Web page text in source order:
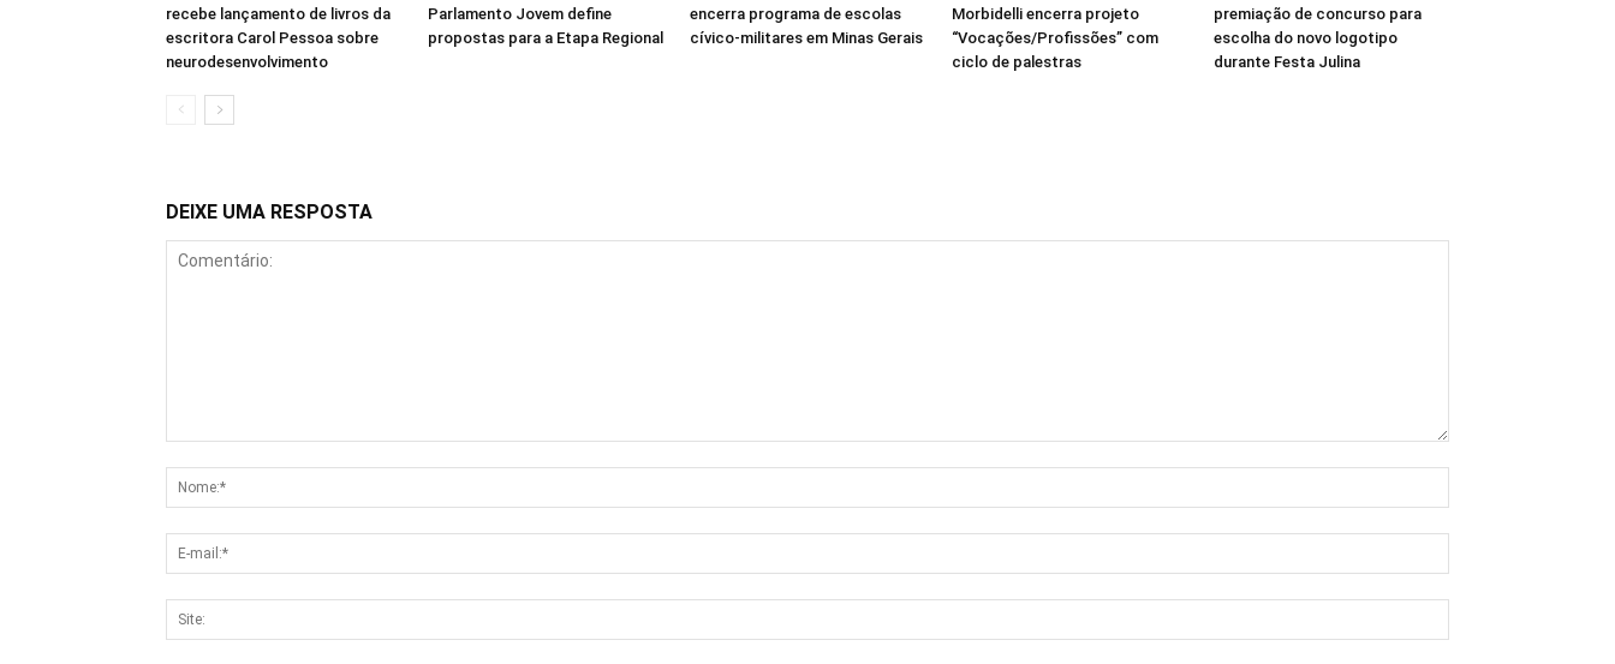
recebe lançamento de livros da
escritora Carol Pessoa sobre
neurodesenvolvimento
Parlamento Jovem define
propostas para a Etapa Regional
encerra programa de escolas
cívico-militares em Minas Gerais
Morbidelli encerra projeto
“Vocações/Profissões” com
ciclo de palestras
premiação de concurso para
escolha do novo logotipo
durante Festa Julina
DEIXE UMA RESPOSTA